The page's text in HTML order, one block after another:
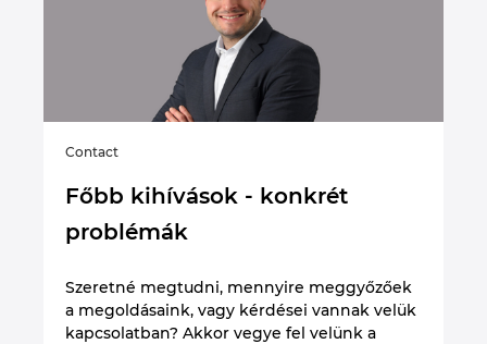
Contact
Főbb kihívások - konkrét
problémák
Szeretné megtudni, mennyire meggyőzőek
a megoldásaink, vagy kérdései vannak velük
kapcsolatban? Akkor vegye fel velünk a